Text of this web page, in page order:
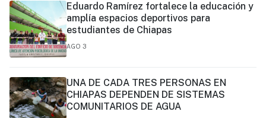
Eduardo Ramírez fortalece la educación y
amplía espacios deportivos para
estudiantes de Chiapas
AGO 3
UNA DE CADA TRES PERSONAS EN
CHIAPAS DEPENDEN DE SISTEMAS
COMUNITARIOS DE AGUA